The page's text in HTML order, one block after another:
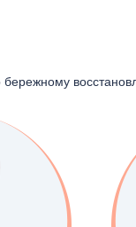
консультация)
и консультация)
(осмотр,